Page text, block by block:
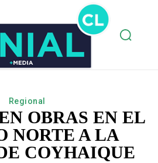
Regional
OBRAS EN EL
NORTE A LA
COYHAIQUE